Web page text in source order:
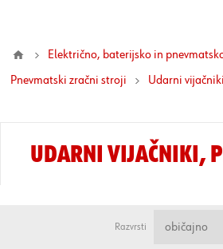
Električno, baterijsko in
Pnevmatski zračni stroji
udarni
UDARNI VIJAČNIKI,
Razvrsti